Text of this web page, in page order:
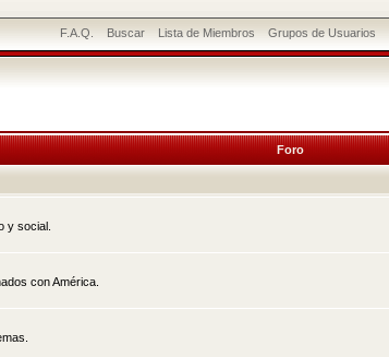
F.A.Q. Buscar Lista de Miembros Grupos de Usuarios
Foro
y social.
con América.